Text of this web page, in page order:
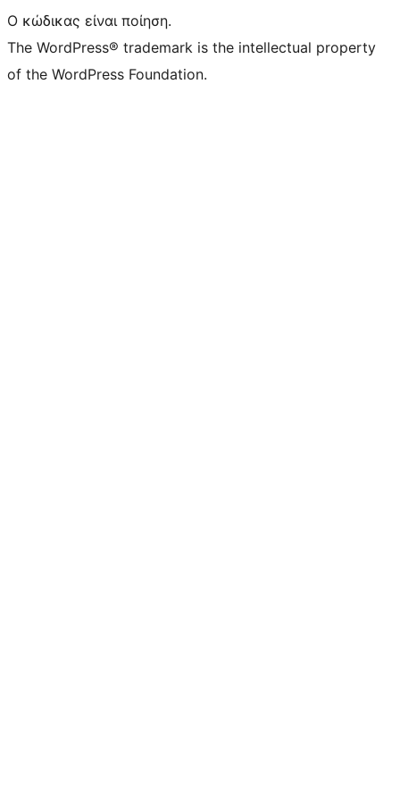
Ο κώδικας είναι ποίηση.
The WordPress® trademark is the intellectual property
of the WordPress Foundation.